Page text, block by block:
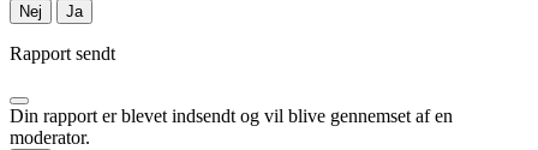
Nej Ja
Rapport sendt
Din rapport er blevet indsendt og vil blive gennemset af en
moderator.